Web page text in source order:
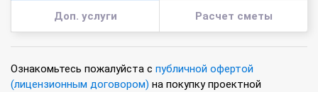
Доп. услуги Расчет сметы
Ознакомьтесь пожалуйста с публичной офертой
(лицензионным договором) на покупку проектной